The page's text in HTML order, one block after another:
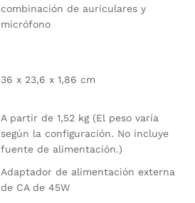
combinación de auriculares y
micrófono
36 x 23,6 x 1,86 cm
A partir de 1,52 kg (El peso varía
según la configuración. No incluye
fuente de alimentación.)
Adaptador de alimentación externa
de CA de 45W